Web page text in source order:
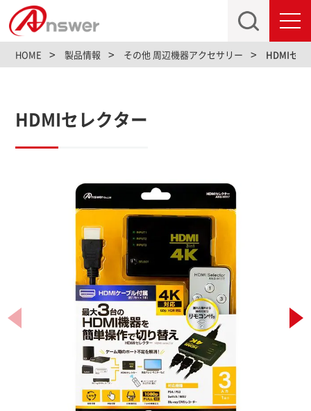
HOME 製品情報 その他 周辺機器アクセサリー HDMIセレ
HDMIセレクター